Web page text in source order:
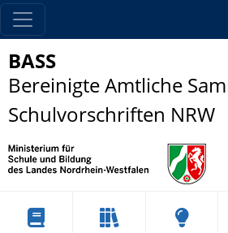
BASS
Bereinigte Amtliche
Schulvorschriften NRW